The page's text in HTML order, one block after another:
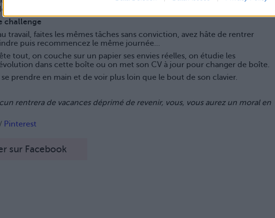
chef.
challenge
travail, faites les mêmes tâches sans conviction, avez hâte de rentrer
puis recommencez le même journée…
tout, on couche sur un papier ses envies réelles, on étudie les
dans cette boîte ou on met son CV à jour pour changer de boîte.
se prendre en main et de voir plus loin que le bout de son clavier.
rentrera de vacances déprimé de revenir, vous, vous aurez un moral en
Pinterest
sur Facebook